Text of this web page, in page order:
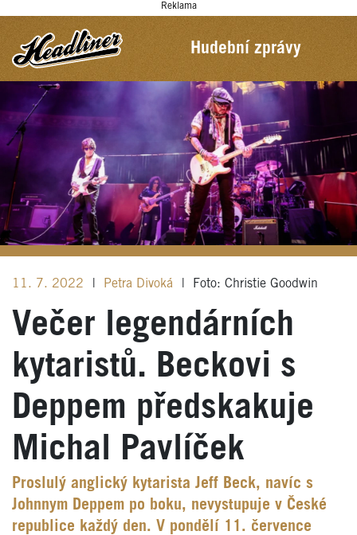
Reklama
Hudební zprávy
11. 7. 2022 Petra Divoká Foto: Christie Goodwin
Večer legendárních
kytaristů. Beckovi s
Deppem předskakuje
Michal Pavlíček
Proslulý anglický kytarista Jeff Beck, navíc s
Johnnym Deppem po boku, nevystupuje v České
republice každý den. V pondělí 11. července